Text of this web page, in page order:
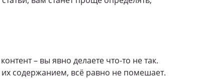
– вы явно делаете что-то не так.
содержанием, всё равно не помешает.